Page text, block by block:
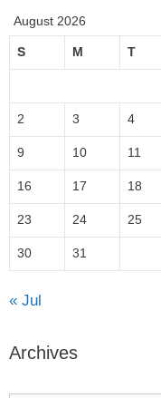
August 2026
S M T
2 3 4
9 10 11
16 17 18
23 24 25
30 31
« Jul
Archives